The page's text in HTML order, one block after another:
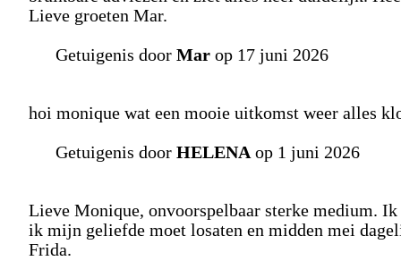
Lieve groeten Mar.
Getuigenis door Mar op 17 juni 2026
hoi monique wat een mooie uitkomst weer alles
Getuigenis door HELENAop 1 juni 2026
Lieve Monique, onvoorspelbaar sterke medium.
ik mijn geliefde moet losaten en midden mei
Frida.